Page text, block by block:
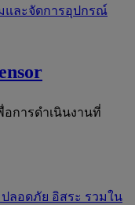
และจัดการอุปกรณ์
อการดำเนินงานที่
ปลอดภัย อิสระ รวมใน